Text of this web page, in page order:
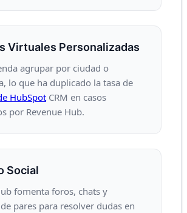
Virtuales Personalizadas
agrupar por ciudad o
lo que ha duplicado la tasa de
HubSpot CRM en casos
por Revenue Hub.
Social
fomenta foros, chats y
pares para resolver dudas en